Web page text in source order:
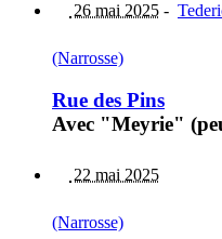
26 mai 2025 -
(Narrosse)
Rue des Pins
Avec "Meyrie"
22 mai 2025
(Narrosse)